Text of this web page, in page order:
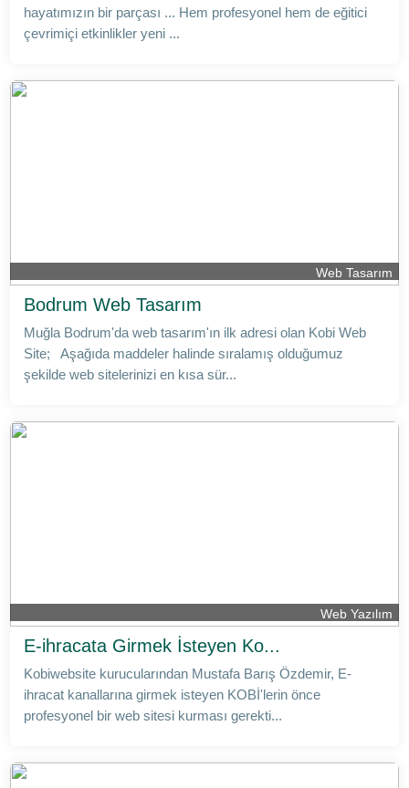
hayatımızın bir parçası ... Hem profesyonel hem de eğitici
çevrimiçi etkinlikler yeni ...
Web Tasarım
Bodrum Web Tasarım
Muğla Bodrum'da web tasarım'ın ilk adresi olan Kobi Web
Site; Aşağıda maddeler halinde sıralamış olduğumuz
şekilde web sitelerinizi en kısa sür...
Web Yazılım
E-ihracata Girmek İsteyen Ko...
Kobiwebsite kurucularından Mustafa Barış Özdemir, E-
ihracat kanallarına girmek isteyen KOBİ'lerin önce
profesyonel bir web sitesi kurması gerekti...